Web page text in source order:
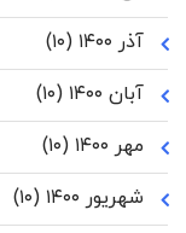
آذر ۱۴۰۰
(۱۰)
آبان ۱۴۰۰
(۱۰)
مهر ۱۴۰۰
(۱۰)
شهریور ۱۴۰۰
(۱۰)